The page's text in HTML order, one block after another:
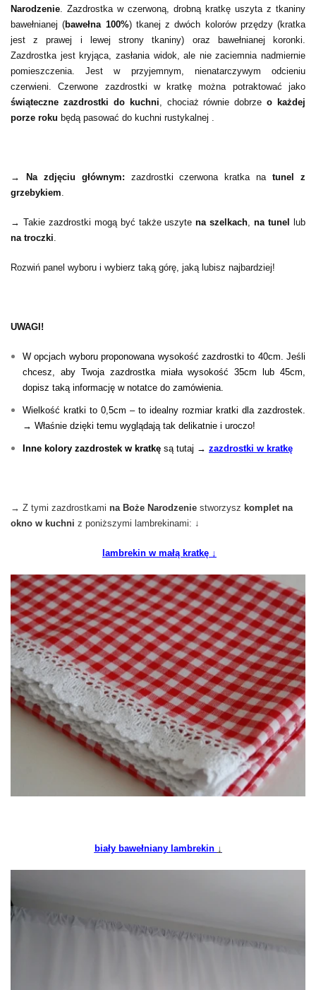
Narodzenie. Zazdrostka w czerwoną, drobną kratkę uszyta z tkaniny
bawełnianej (bawełna 100%) tkanej z dwóch kolorów przędzy (kratka
jest z prawej i lewej strony tkaniny) oraz bawełnianej koronki.
Zazdrostka jest kryjąca, zasłania widok, ale nie zaciemnia nadmiernie
pomieszczenia. Jest w przyjemnym, nienatarczywym odcieniu
czerwieni.Czerwone zazdrostki w kratkę można potraktować jako
świąteczne zazdrostki do kuchni, chociaż równie dobrzeo każdej
porze roku będą pasować do kuchni rustykalnej .
→ Na zdjęciu głównym: zazdrostki czerwona kratka natunel z
grzebykiem.
→ Takie zazdrostki mogą być także uszytena szelkach,na tunel
lub
na troczki.
Rozwiń panel wyboru i wybierz taką górę, jaką lubisz najbardziej!
UWAGI!
W opcjach wyboru proponowana wysokość zazdrostki to 40cm. Jeśli
chcesz, aby Twoja zazdrostka miała wysokość 35cm lub 45cm,
dopisz taką informację w notatce do zamówienia.
Wielkość kratki to 0,5cm – to idealny rozmiar kratki dla zazdrostek.
→ Właśnie dzięki temu wyglądają tak delikatnie i uroczo!
Inne kolory zazdrostek w kratkę są tutaj → zazdrostki w kratkę
→ Z tymi zazdrostkami na Boże Narodzenie stworzysz komplet na
okno w kuchni z poniższymi lambrekinami: ↓
lambrekin w małą kratkę ↓
biały bawełniany lambrekin ↓